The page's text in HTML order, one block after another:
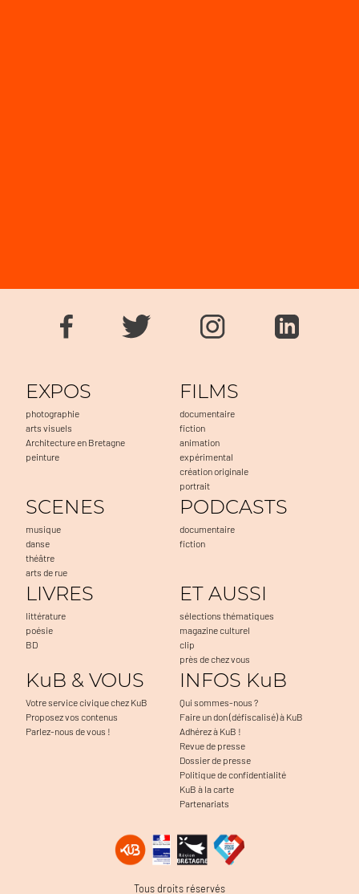
EXPOS
photographie
arts visuels
Architecture en Bretagne
peinture
FILMS
documentaire
fiction
animation
expérimental
création originale
portrait
SCENES
musique
danse
théâtre
arts de rue
PODCASTS
documentaire
fiction
LIVRES
littérature
poésie
BD
ET AUSSI
sélections thématiques
magazine culturel
clip
près de chez vous
KuB & VOUS
Votre service civique chez KuB
Proposez vos contenus
Parlez-nous de vous !
INFOS KuB
Qui sommes-nous ?
Faire un don (défiscalisé) à KuB
Adhérez à KuB !
Revue de presse
Dossier de presse
Politique de confidentialité
KuB à la carte
Partenariats
Tous droits réservés
C'est OK pour vous ?